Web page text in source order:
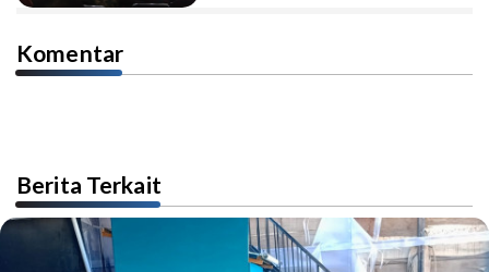
Komentar
Berita Terkait